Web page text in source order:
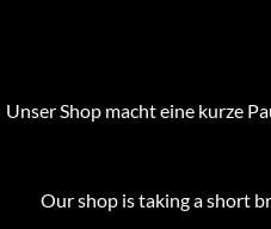
Unser Shop macht eine kurze
Our shop is taking a short